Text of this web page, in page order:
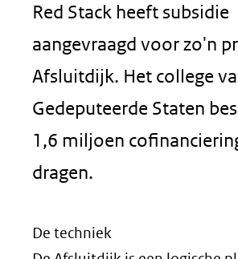
Red Stack heeft subsidie
aangevraagd voor zo'n
Afsluitdijk. Het college
Gedeputeerde Staten
1,6 miljoen
dragen.
De techniek